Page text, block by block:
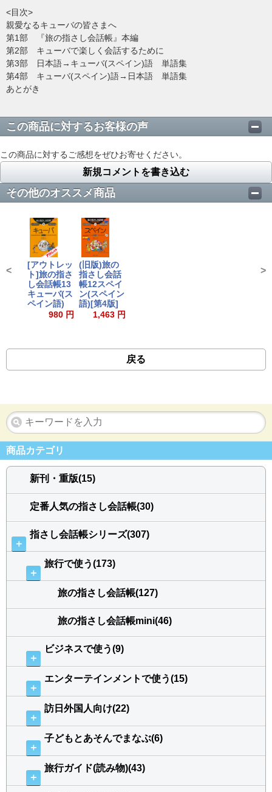
<目次>
親愛なるキューバの皆さまへ
第1部 『旅の指さし会話帳』本編
第2部 キューバで楽しく会話するために
第3部 日本語→キューバ(スペイン)語 単語集
第4部 キューバ(スペイン)語→日本語 単語集
あとがき
この商品に対するお客様の声
この商品に対するご感想をぜひお寄せください。
新規コメントを書き込む
その他のオススメ商品
[アウトレッ
ト]旅の指さ
し会話帳13
キューバ(ス
ペイン語)
980 円
(旧版)旅の
指さし会話
帳12スペイ
ン(スペイン
語)[第4版]
1,463 円
< >
戻る
商品カテゴリ
新刊・重版(15)
定番人気の指さし会話帳(30)
＋
指さし会話帳シリーズ(307)
＋
旅行で使う(173)
旅の指さし会話帳(127)
旅の指さし会話帳mini(46)
＋
ビジネスで使う(9)
＋
エンターテインメントで使う(15)
＋
訪日外国人向け(22)
＋
子どもとあそんでまなぶ(6)
＋
旅行ガイド(読み物)(43)